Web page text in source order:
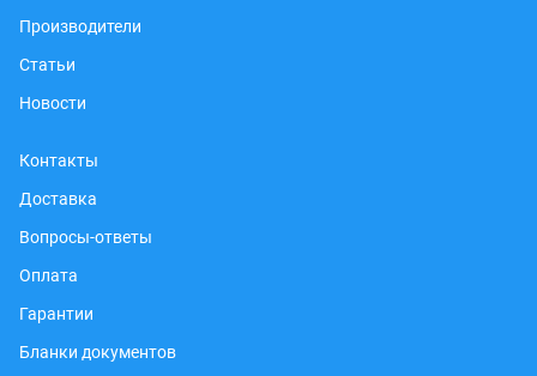
Производители
Статьи
Новости
Контакты
Доставка
Вопросы-ответы
Оплата
Гарантии
Бланки документов